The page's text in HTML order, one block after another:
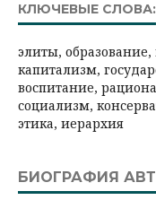
КЛЮЧЕВЫЕ СЛОВА:
элиты,
капитализм,
воспитание,
социализм,
этика, иерархия
БИОГРАФИЯ